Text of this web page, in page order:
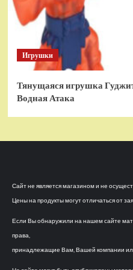
Игрушки
Тянущаяся игрушка
Водная Атака
Сайт не является магазином и не
Цены на продукты могут отличаться от
Если Вы обнаружили на нашем сайте
права,
принадлежащие Вам, Вашей компании